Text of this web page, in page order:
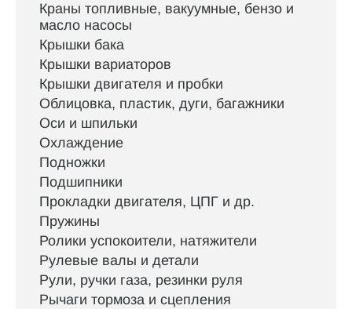
Краны топливные, вакуумные, бензо и
масло насосы
Крышки бака
Крышки вариаторов
Крышки двигателя и пробки
Облицовка, пластик, дуги, багажники
Оси и шпильки
Охлаждение
Подножки
Подшипники
Прокладки двигателя, ЦПГ и др.
Пружины
Ролики успокоители, натяжители
Рулевые валы и детали
Рули, ручки газа, резинки руля
Рычаги тормоза и сцепления